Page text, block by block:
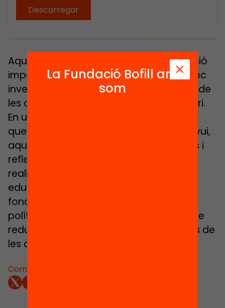
Descarregar
Comparteix:
Aquest és un llibre que fa una contribució
important al coneixement d’un tema poc
investigat fins ara com és la distribució de
les oportunitats educatives en el territori.
En un context de canvis socials com els
que envolten l’educació a Catalunya avui,
aqust llibre aporta un conjunt de dades i
reflexions que permeten reconèixer la
realitat dels processos i els resultats
educatius, i disposar d’informació
fonamental per a la presa de decisions
polítiques en educació amb l’objectiu de
reduir i eliminar les diferents expressions de
les desigualtats educatives.
La Fundació Bofill ara
som